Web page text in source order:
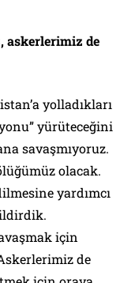
askerlerimiz de
yolladıkları
yürüteceğini
savaşmıyoruz.
olacak.
yardımcı
için
de